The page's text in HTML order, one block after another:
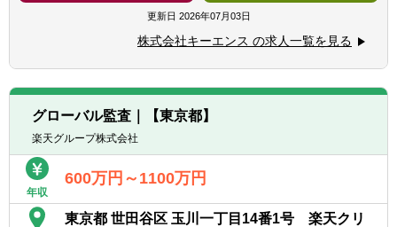
三菱重工業・サイバーエージェント・りそな
ホールディングスなど
しています。研修やOJTを通して身に着けて
いけるので、会計や経理の知識があれば大丈
夫です。
まずは既存システムの機能改善など、比較的
簡単な仕事からお任せします。※企画～リリ
ースまでは半年～1年程から数年単位のもの
まで様々です。
企業（製造業）の税務や監査経験
経理のもつデータやそれにまつわるいろいろ
な情報を駆使して正確で客観的、役立つ情報
発信をおこない、改善、進化を進めます。ま
た、海外現地法人で働きたい方にもそのチャ
ンスは大いにあります。
更新日 2026年07月03日
株式会社キーエンス の求人一覧を見る
グローバル監査｜【東京都】
楽天グループ株式会社
年収
600万円～1100万円
東京都 世田谷区 玉川一丁目14番1号 楽天クリ